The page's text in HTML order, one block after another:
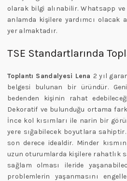
olarak bilgi alınabilir. Whatsapp
anlamda kişilere yardımcı olacak
yer almaktadır.
TSE Standartlarında
Toplantı Sandalyesi Lena 2 yıl
belgesi bulunan bir üründür.
bedenden kişinin rahat
Dekoratif ve bulunduğu ortama
İnce kol kısımları ile narin bir
yere sığabilecek boyutlara
son derece idealdir. Minder
uzun oturumlarda kişilere rahatlık
sağlam olması ileride
problemlerin yaşanmasını